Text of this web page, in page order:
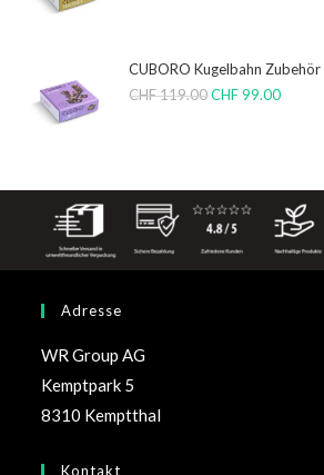
CUBORO Kugelbahn Zubehör
CHF119.00 CHF99.00
Adresse
WR Group AG
Kemptpark 5
8310 Kemptthal
Kontakt